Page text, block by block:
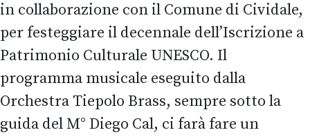
in collaborazione con il Comune di Cividale,
per festeggiare il decennale dell’Iscrizione a
Patrimonio Culturale UNESCO. Il
programma musicale eseguito dalla
Orchestra Tiepolo Brass, sempre sotto la
guida del M° Diego Cal, ci farà fare un